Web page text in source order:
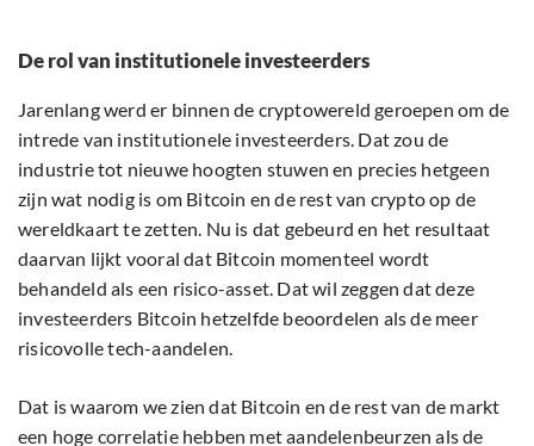
De rol van institutionele investeerders
Jarenlang werd er binnen de cryptowereld geroepen om de
intrede van institutionele investeerders. Dat zou de
industrie tot nieuwe hoogten stuwen en precies hetgeen
zijn wat nodig is om Bitcoin en de rest van crypto op de
wereldkaart te zetten. Nu is dat gebeurd en het resultaat
daarvan lijkt vooral dat Bitcoin momenteel wordt
behandeld als een risico-asset. Dat wil zeggen dat deze
investeerders Bitcoin hetzelfde beoordelen als de meer
risicovolle tech-aandelen.
Dat is waarom we zien dat Bitcoin en de rest van de markt
een hoge correlatie hebben met aandelenbeurzen als de